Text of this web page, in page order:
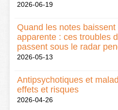
2026-06-19
Quand les notes
apparente : ces troubles
passent sous le radar
2026-05-13
Antipsychotiques et
effets et risques
2026-04-26